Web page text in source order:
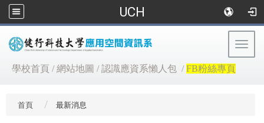
UCH
學校首頁 /網站地圖 /認識應資系懶人包 /FB粉絲專頁
首頁 最新消息